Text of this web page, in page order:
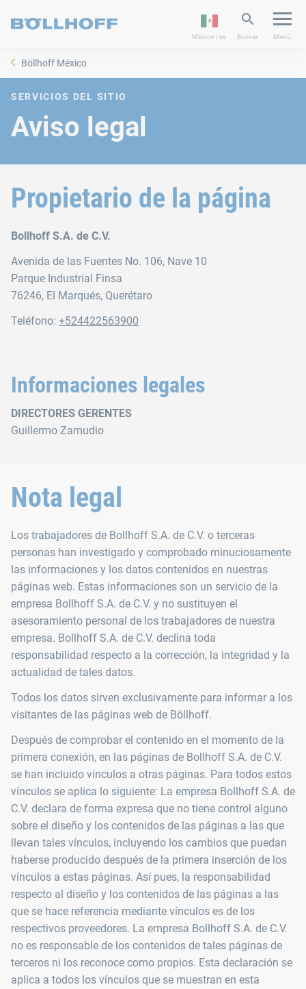
México | es Buscar Menú
Böllhoff México
SERVICIOS DEL SITIO
Aviso legal
Propietario de la página
Bollhoff S.A. de C.V.
Avenida de las Fuentes No. 106, Nave 10
Parque Industrial Finsa
76246, El Marqués, Querétaro
Teléfono: +524422563900
Informaciones legales
DIRECTORES GERENTES
Guillermo Zamudio
Nota legal
Los trabajadores de Bollhoff S.A. de C.V. o terceras
personas han investigado y comprobado minuciosamente
las informaciones y los datos contenidos en nuestras
páginas web. Estas informaciones son un servicio de la
empresa Bollhoff S.A. de C.V. y no sustituyen el
asesoramiento personal de los trabajadores de nuestra
empresa. Bollhoff S.A. de C.V. declina toda
responsabilidad respecto a la corrección, la integridad y la
actualidad de tales datos.
Todos los datos sirven exclusivamente para informar a los
visitantes de las páginas web de Böllhoff.
Después de comprobar el contenido en el momento de la
primera conexión, en las páginas de Bollhoff S.A. de C.V.
se han incluido vínculos a otras páginas. Para todos estos
vínculos se aplica lo siguiente: La empresa Bollhoff S.A. de
C.V. declara de forma expresa que no tiene control alguno
sobre el diseño y los contenidos de las páginas a las que
llevan tales vínculos, incluyendo los cambios que puedan
haberse producido después de la primera inserción de los
vínculos a estas páginas. Así pues, la responsabilidad
respecto al diseño y los contenidos de las páginas a las
que se hace referencia mediante vínculos es de los
respectivos proveedores. La empresa Bollhoff S.A. de C.V.
no es responsable de los contenidos de tales páginas de
terceros ni los reconoce como propios. Esta declaración se
aplica a todos los vínculos que se muestran en esta